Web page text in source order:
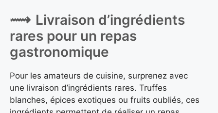
Livraison d’ingrédients
rares pour un repas
gastronomique
Pour les amateurs de cuisine, surprenez avec
une livraison d’ingrédients rares. Truffes
blanches, épices exotiques ou fruits oubliés, ces